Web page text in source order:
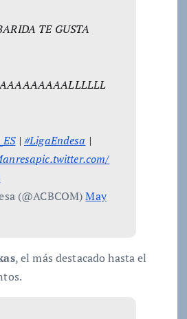
TE GUSTA
| #LigaEndesa |
pic.twitter.com/
(@ACBCOM)May
, el más destacado hasta el